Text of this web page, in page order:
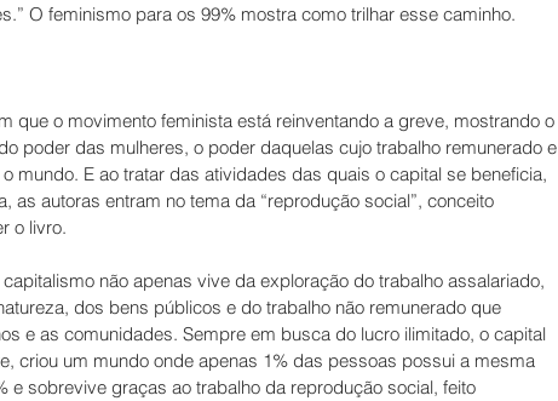
O feminismo para os 99% mostra como trilhar esse caminho.
que o movimento feminista está reinventando a greve, mostrando o
poder das mulheres, o poder daquelas cujo trabalho remunerado e
mundo. E ao tratar das atividades das quais o capital se beneficia,
as autoras entram no tema da “reprodução social”, conceito
o livro.
não apenas vive da exploração do trabalho assalariado,
dos bens públicos e do trabalho não remunerado que
e as comunidades. Sempre em busca do lucro ilimitado, o capital
criou um mundo onde apenas 1% das pessoas possui a mesma
e sobrevive graças ao trabalho da reprodução social, feito